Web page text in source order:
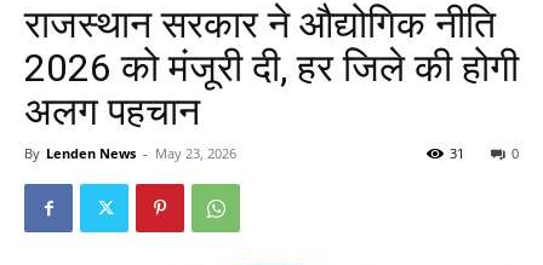
राजस्थान सरकार ने औद्योगिक नीति
2026 को मंजूरी दी, हर जिले की होगी
अलग पहचान
By Lenden News - May 23, 2026 0
31